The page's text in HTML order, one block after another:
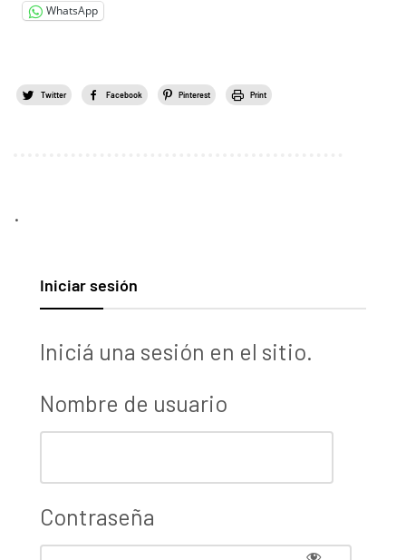
WhatsApp
Twitter Facebook Pinterest Print
.
Iniciar sesión
Iniciá una sesión en el sitio.
Nombre de usuario
Contraseña